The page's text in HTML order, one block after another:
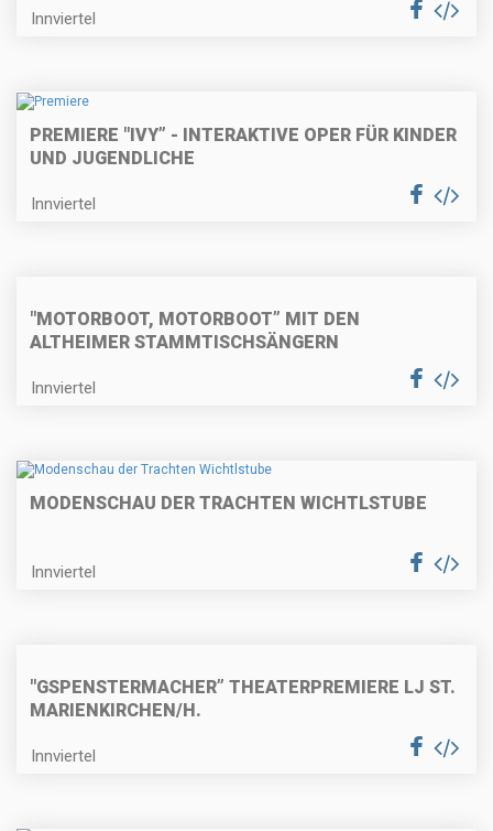
Innviertel
PREMIERE "IVY” - INTERAKTIVE OPER FÜR KINDER
UND JUGENDLICHE
Innviertel
"MOTORBOOT, MOTORBOOT” MIT DEN
ALTHEIMER STAMMTISCHSÄNGERN
Innviertel
MODENSCHAU DER TRACHTEN WICHTLSTUBE
Innviertel
"GSPENSTERMACHER” THEATERPREMIERE LJ ST.
MARIENKIRCHEN/H.
Innviertel